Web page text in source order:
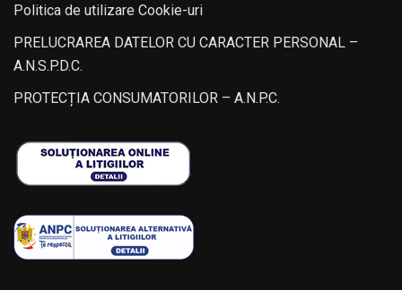
Politica de utilizare Cookie-uri
PRELUCRAREA DATELOR CU CARACTER PERSONAL –
A.N.S.P.D.C.
PROTECȚIA CONSUMATORILOR – A.N.P.C.